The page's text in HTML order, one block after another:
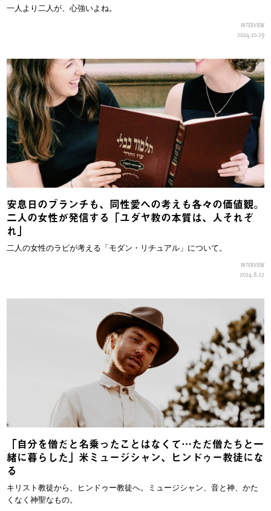
一人より二人が、心強いよね。
INTERVIEW
2024.10.29
安息日のブランチも、同性愛への考えも各々の価値観。
二人の女性が発信する「ユダヤ教の本質は、人それぞ
れ」
二人の女性のラビが考える「モダン・リチュアル」について。
INTERVIEW
2024.8.22
「自分を僧だと名乗ったことはなくて…ただ僧たちと一
緒に暮らした」米ミュージシャン、ヒンドゥー教徒にな
る
キリスト教徒から、ヒンドゥー教徒へ。ミュージシャン、音と神、かた
くなく神聖なもの。